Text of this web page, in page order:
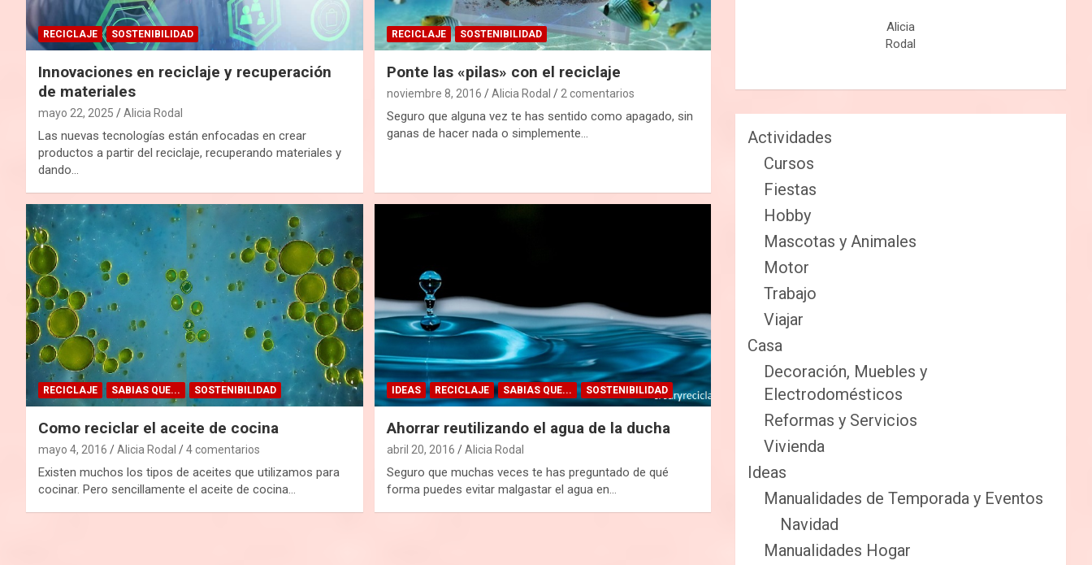
RECICLAJE SOSTENIBILIDAD
Innovaciones en reciclaje y recuperación
de materiales
mayo 22, 2025 Alicia Rodal
Las nuevas tecnologías están enfocadas en crear
productos a partir del reciclaje, recuperando materiales y
dando…
RECICLAJE SOSTENIBILIDAD
Ponte las «pilas» con el reciclaje
noviembre 8, 2016 Alicia Rodal 2 comentarios
Seguro que alguna vez te has sentido como apagado, sin
ganas de hacer nada o simplemente…
RECICLAJE SABIAS QUE... SOSTENIBILIDAD
Como reciclar el aceite de cocina
mayo 4, 2016 Alicia Rodal 4 comentarios
Existen muchos los tipos de aceites que utilizamos para
cocinar. Pero sencillamente el aceite de cocina…
IDEAS RECICLAJE SABIAS QUE... SOSTENIBILIDAD
Ahorrar reutilizando el agua de la ducha
abril 20, 2016 Alicia Rodal
Seguro que muchas veces te has preguntado de qué
forma puedes evitar malgastar el agua en…
Alicia
Rodal
Actividades
Cursos
Fiestas
Hobby
Mascotas y Animales
Motor
Trabajo
Viajar
Casa
Decoración, Muebles y
Electrodomésticos
Reformas y Servicios
Vivienda
Ideas
Manualidades de Temporada y Eventos
Navidad
Manualidades Hogar